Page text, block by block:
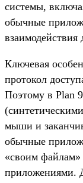
системы,
обычные
взаимодействия
Ключевая
протокол
Поэтому в Plan
мыши и
обычные
«своим
приложениями.